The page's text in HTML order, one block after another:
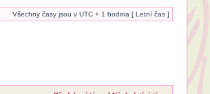
Všechny časy jsou v UTC + 1 hodina [ Letní čas ]